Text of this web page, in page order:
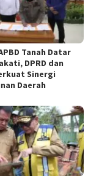
Tanah Datar
DPRD dan
Sinergi
Daerah